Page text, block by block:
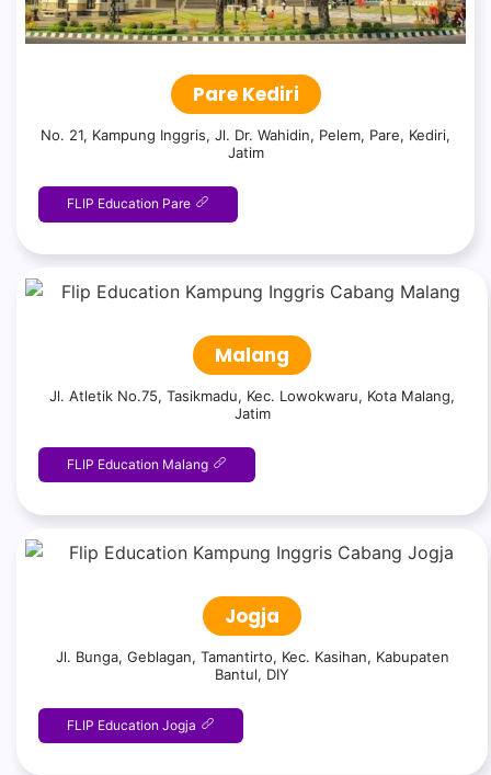
Pare Kediri
No. 21, Kampung Inggris, Jl. Dr. Wahidin, Pelem, Pare, Kediri,
Jatim
FLIP Education Pare
Malang
Jl. Atletik No.75, Tasikmadu, Kec. Lowokwaru, Kota Malang,
Jatim
FLIP Education Malang
Jogja
Jl. Bunga, Geblagan, Tamantirto, Kec. Kasihan, Kabupaten
Bantul, DIY
FLIP Education Jogja